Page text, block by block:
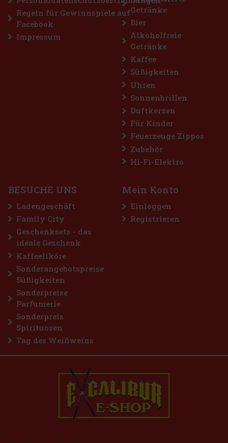
Horvath's Schoko-Kirschen-Cream Likör 15% 0,7 l
Horvath's Schoko-Kirschen-Cream Likör ist ein zarter Cremelikör,
der köstliche Schokolade mit den fruchtigen Noten von Kirschen
verbindet. Das Ergebnis ist ein süßes, weiches und angenehm
Regeln für Gewinnspiele auf
Facebook
Impressum
Getränke
Bier
Alkoholfreie
Getränke
Kaffee
Süßigkeiten
Uhren
Sonnenbrillen
Duftkerzen
Für Kinder
Feuerzeuge Zippos
Zubehör
Hi-Fi-Elektro
BESUCHE UNS
Ladengeschäft
Family City
Geschenksets - das
ideale Geschenk
Kaffeeliköre
Sonderangebotspreise
Süßigkeiten
Sonderpreise
Parfumerie
Sonderpreis
Spirituosen
Tag des Weißweins
Mein Konto
Einloggen
Registrieren